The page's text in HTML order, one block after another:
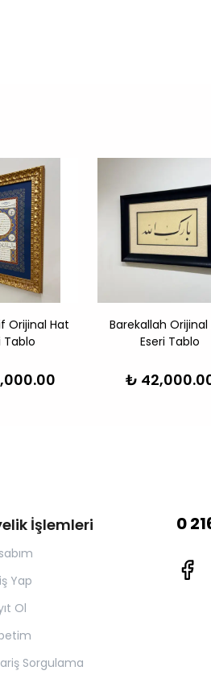
Orijinal Hat
Tablo
Barekallah Orijinal
Eseri Tablo
₺
İşlemleri
Yap
Ol
Sorgulama
0